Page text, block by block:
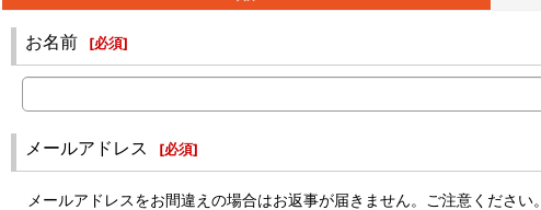
お名前 [必須]
メールアドレス [必須]
メールアドレスをお間違えの場合はお返事が届きません。ご注意ください。